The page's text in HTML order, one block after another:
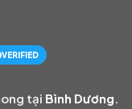
VERIFIED
tại Bình Dương